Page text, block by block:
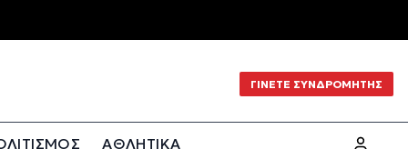
ΓΙΝΕΤΕ ΣΥΝΔΡΟΜΗΤΗΣ
ΑΘΛΗΤΙΚΑ